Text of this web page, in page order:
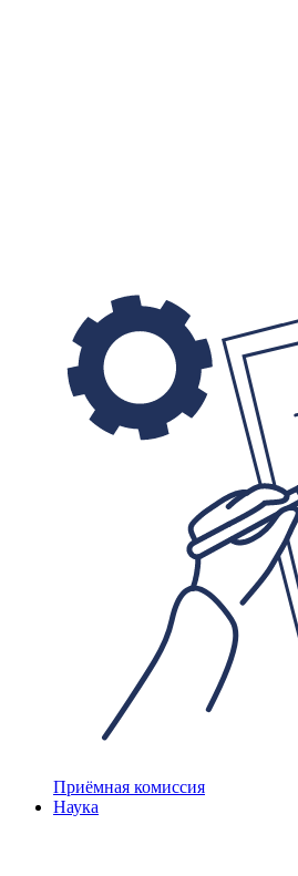
Приёмная комиссия
Наука